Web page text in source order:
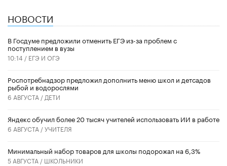
НОВОСТИ
В Госдуме предложили отменить ЕГЭ из-за проблем с
поступлением в вузы
10:14 / ЕГЭ И ОГЭ
Роспотребнадзор предложил дополнить меню школ и детсадов
рыбой и водорослями
6 АВГУСТА / ДЕТИ
​Яндекс обучил более 20 тысяч учителей использовать ИИ в работе
6 АВГУСТА /УЧИТЕЛЯ
Минимальный набор товаров для школы подорожал на 6,3%
5 АВГУСТА / ШКОЛЬНИКИ